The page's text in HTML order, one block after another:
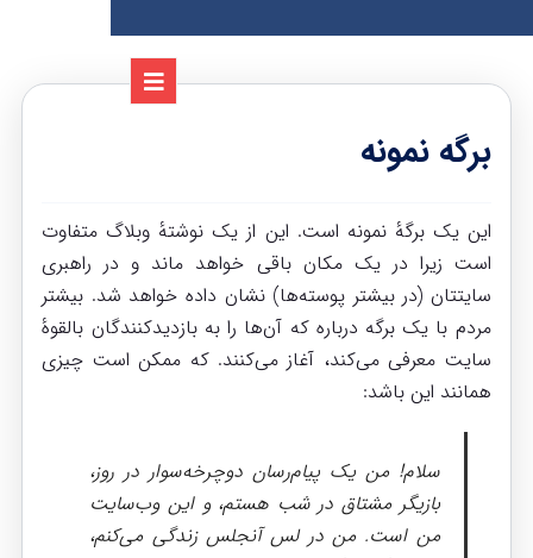
برگه نمونه
این یک برگهٔ نمونه است. این از یک نوشتهٔ وبلاگ متفاوت
است زیرا در یک مکان باقی خواهد ماند و در راهبری
سایتتان (در بیشتر پوسته‌ها) نشان داده خواهد شد. بیشتر
مردم با یک برگه درباره که آن‌ها را به بازدیدکنندگان بالقوهٔ
سایت معرفی می‌کند، آغاز می‌کنند. که ممکن است چیزی
همانند این باشد:
سلام! من یک پیام‌رسان دوچرخه‌سوار در روز،
بازیگر مشتاق در شب هستم، و این وب‌سایت
من است. من در لس آنجلس زندگی می‌کنم،